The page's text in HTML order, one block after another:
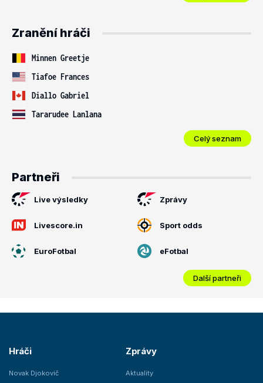
Zranění hráči
Minnen Greetje
Tiafoe Frances
Diallo Gabriel
Tararudee Lanlana
Celý seznam
Partneři
Live výsledky Zprávy
Livescore.in Sport odds
EuroFotbal eFotbal
Další partneři
Hráči
Novak Djokovič
Zprávy
Aktuality